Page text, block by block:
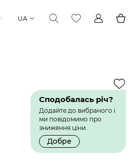
UA
Сподобалась річ?
Додайте до вибраного і
ми повідомимо про
зниження ціни.
Добре